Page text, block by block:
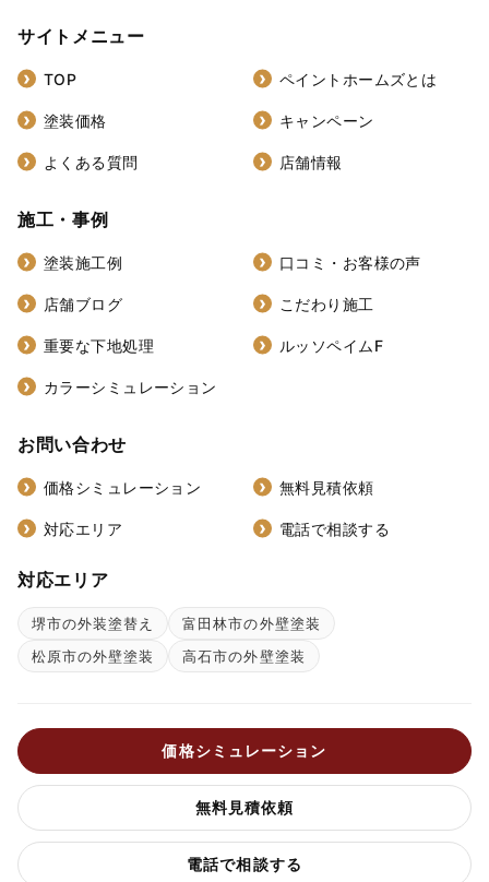
サイトメニュー
TOP ペイントホームズとは
塗装価格 キャンペーン
よくある質問 店舗情報
施工・事例
塗装施工例 口コミ・お客様の声
店舗ブログ こだわり施工
重要な下地処理 ルッソペイムF
カラーシミュレーション
お問い合わせ
価格シミュレーション 無料見積依頼
対応エリア 電話で相談する
対応エリア
堺市の外装塗替え
富田林市の外壁塗装
松原市の外壁塗装
高石市の外壁塗装
価格シミュレーション
無料見積依頼
電話で相談する